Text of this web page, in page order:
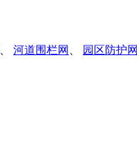
河道围栏网 园区防护网